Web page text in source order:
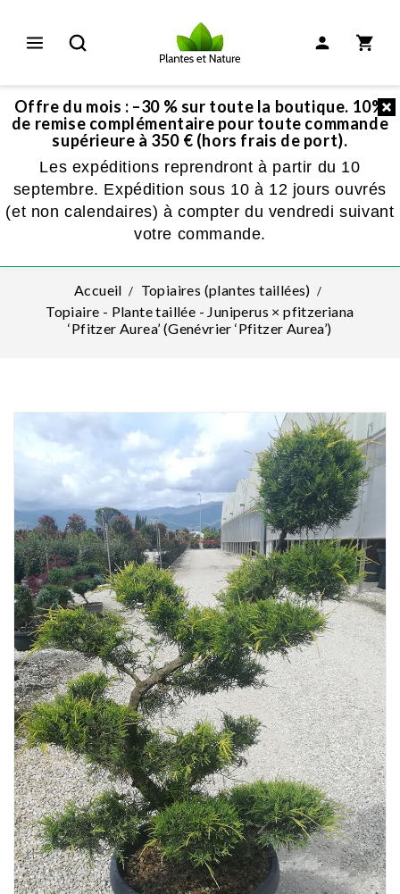
Offre du mois : –30 % sur toute la boutique. 10%
de remise complémentaire pour toute commande
supérieure à 350 € (hors frais de port).
Les expéditions reprendront à partir du 10
septembre. Expédition sous 10 à 12 jours ouvrés
(et non calendaires) à compter du vendredi suivant
votre commande.
Accueil
Topiaires (plantes taillées)
Topiaire - Plante taillée - Juniperus × pfitzeriana
‘Pfitzer Aurea’ (Genévrier ‘Pfitzer Aurea’)